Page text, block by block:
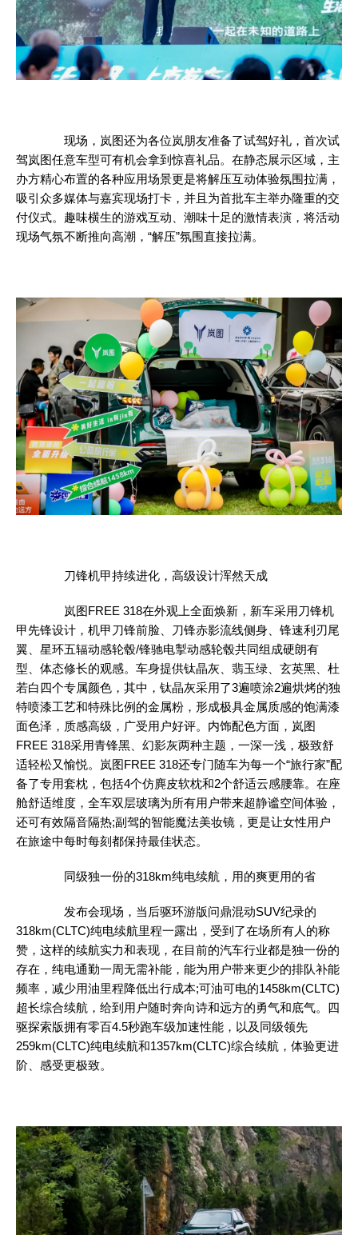
现场，岚图还为各位岚朋友准备了试驾好礼，首次试
驾岚图任意车型可有机会拿到惊喜礼品。在静态展示区域，主
办方精心布置的各种应用场景更是将解压互动体验氛围拉满，
吸引众多媒体与嘉宾现场打卡，并且为首批车主举办隆重的交
付仪式。趣味横生的游戏互动、潮味十足的激情表演，将活动
现场气氛不断推向高潮，“解压”氛围直接拉满。
刀锋机甲持续进化，高级设计浑然天成
岚图FREE 318在外观上全面焕新，新车采用刀锋机
甲先锋设计，机甲刀锋前脸、刀锋赤影流线侧身、锋速利刃尾
翼、星环五辐动感轮毂/锋驰电掣动感轮毂共同组成硬朗有
型、体态修长的观感。车身提供钛晶灰、翡玉绿、玄英黑、杜
若白四个专属颜色，其中，钛晶灰采用了3遍喷涂2遍烘烤的独
特喷漆工艺和特殊比例的金属粉，形成极具金属质感的饱满漆
面色泽，质感高级，广受用户好评。内饰配色方面，岚图
FREE 318采用青锋黑、幻影灰两种主题，一深一浅，极致舒
适轻松又愉悦。岚图FREE 318还专门随车为每一个“旅行家”配
备了专用套枕，包括4个仿麂皮软枕和2个舒适云感腰靠。在座
舱舒适维度，全车双层玻璃为所有用户带来超静谧空间体验，
还可有效隔音隔热;副驾的智能魔法美妆镜，更是让女性用户
在旅途中每时每刻都保持最佳状态。
同级独一份的318km纯电续航，用的爽更用的省
发布会现场，当后驱环游版问鼎混动SUV纪录的
318km(CLTC)纯电续航里程一露出，受到了在场所有人的称
赞，这样的续航实力和表现，在目前的汽车行业都是独一份的
存在，纯电通勤一周无需补能，能为用户带来更少的排队补能
频率，减少用油里程降低出行成本;可油可电的1458km(CLTC)
超长综合续航，给到用户随时奔向诗和远方的勇气和底气。四
驱探索版拥有零百4.5秒跑车级加速性能，以及同级领先
259km(CLTC)纯电续航和1357km(CLTC)综合续航，体验更进
阶、感受更极致。